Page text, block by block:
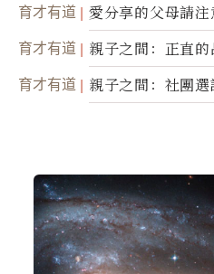
育才有道 愛分享的父母請
育才有道 親子之間：正直的
育才有道 親子之間：社團